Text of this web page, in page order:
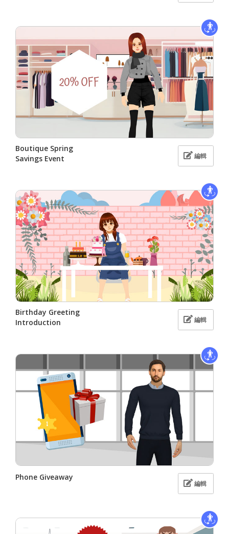
Boutique Spring
Savings Event
編輯
Birthday Greeting
Introduction
編輯
Phone Giveaway
編輯